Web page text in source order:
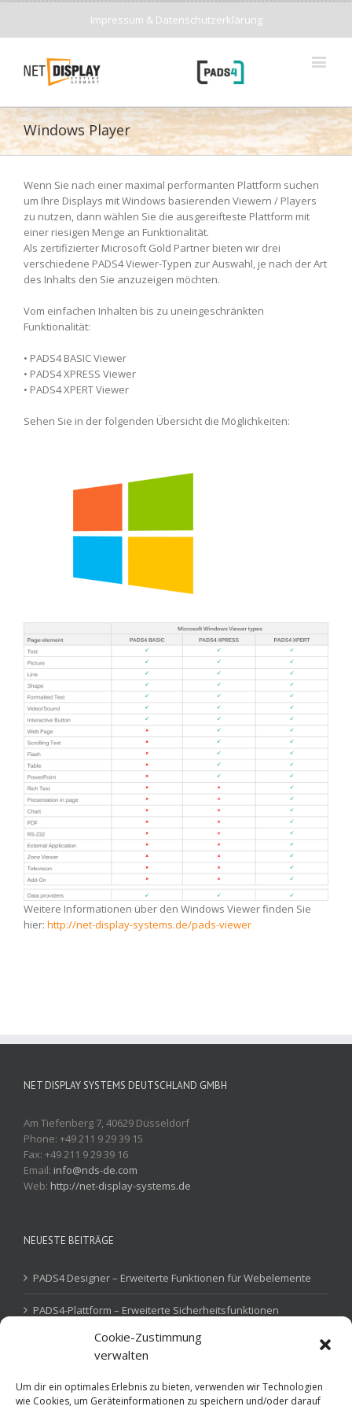
Cookie-Zustimmung
verwalten
Um dir ein optimales Erlebnis zu bieten, verwenden wir Technologien
wie Cookies, um Geräteinformationen zu speichern und/oder darauf
Impressum & Datenschutzerklärung
Windows Player
Wenn Sie nach einer maximal performanten Plattform suchen
um Ihre Displays mit Windows basierenden Viewern / Players
zu nutzen, dann wählen Sie die ausgereifteste Plattform mit
einer riesigen Menge an Funktionalität.
Als zertifizierter Microsoft Gold Partner bieten wir drei
verschiedene PADS4 Viewer-Typen zur Auswahl, je nach der Art
des Inhalts den Sie anzuzeigen möchten.
Vom einfachen Inhalten bis zu uneingeschränkten
Funktionalität:
• PADS4 BASIC Viewer
• PADS4 XPRESS Viewer
• PADS4 XPERT Viewer
Sehen Sie in der folgenden Übersicht die Möglichkeiten:
Weitere Informationen über den Windows Viewer finden Sie
hier: http://net-display-systems.de/pads-viewer
NET DISPLAY SYSTEMS DEUTSCHLAND GMBH
Am Tiefenberg 7, 40629 Düsseldorf
Phone: +49 211 9 29 39 15
Fax: +49 211 9 29 39 16
Email: info@nds-de.com
Web: http://net-display-systems.de
NEUESTE BEITRÄGE
PADS4 Designer – Erweiterte Funktionen für Webelemente
PADS4-Plattform – Erweiterte Sicherheitsfunktionen
PADS4 Device Gateway – IoT-Steuerung
SKILLS